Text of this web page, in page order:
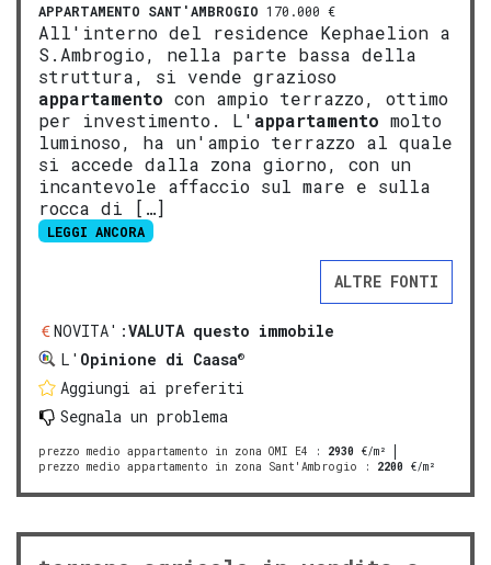
APPARTAMENTO SANT'AMBROGIO 170.000 €
All'interno del residence Kephaelion a
S.Ambrogio, nella parte bassa della
struttura, si vende grazioso
appartamento con ampio terrazzo, ottimo
per investimento. L' appartamento molto
luminoso, ha un'ampio terrazzo al quale
si accede dalla zona giorno, con un
incantevole affaccio sul mare e sulla
rocca di […]
LEGGI ANCORA
ALTRE FONTI
NOVITA':VALUTA questo immobile
L' Opinione di Caasa®
Aggiungi ai preferiti
Segnala un problema
prezzo medio appartamento in zona OMI E4 : 2930 €/m²
prezzo medio appartamento in zona Sant'Ambrogio : 2200 €/m²